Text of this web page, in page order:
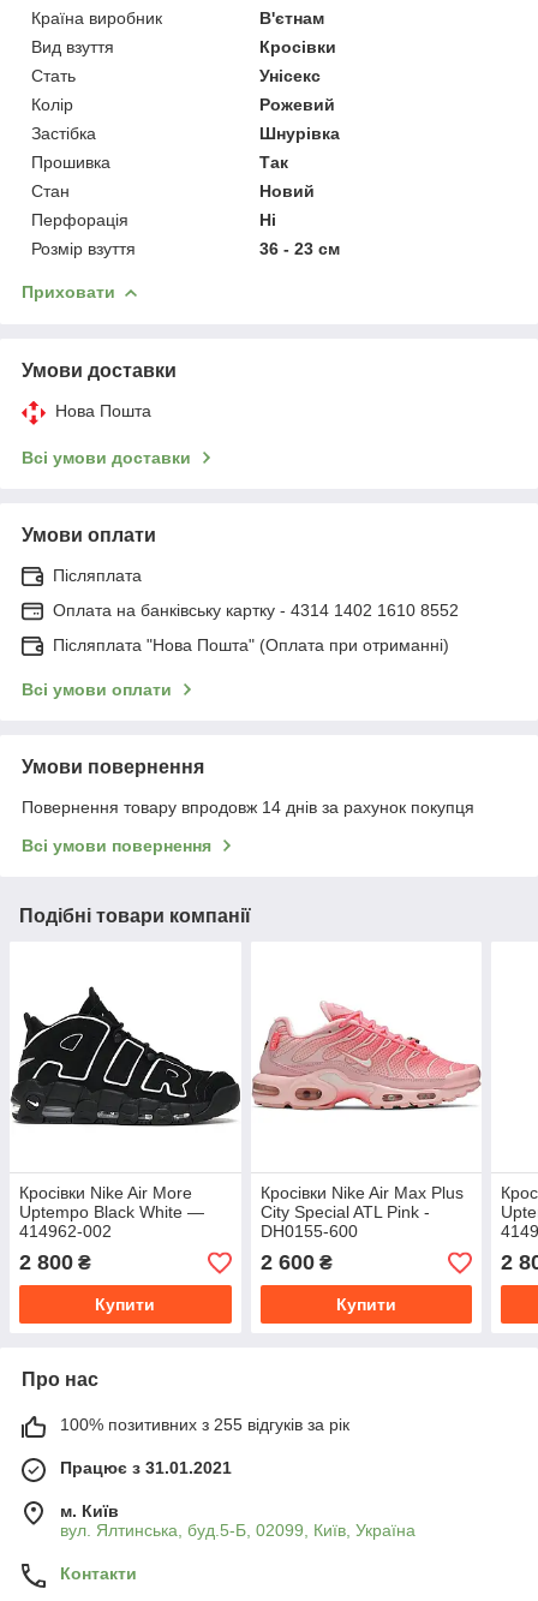
Країна виробник
В'єтнам
Вид взуття
Кросівки
Стать
Унісекс
Колір
Рожевий
Застібка
Шнурівка
Прошивка
Так
Стан
Новий
Перфорація
Ні
Розмір взуття
36 - 23 см
Приховати
Умови доставки
Нова Пошта
Всі умови доставки
Умови оплати
Післяплата
Оплата на банківську картку - 4314 1402 1610 8552
Післяплата "Нова Пошта" (Оплата при отриманні)
Всі умови оплати
Умови повернення
Повернення товару впродовж 14 днів за рахунок покупця
Всі умови повернення
Подібні товари компанії
Кросівки Nike Air More
Uptempo Black White —
414962-002
2 800 ₴
Купити
Кросівки Nike Air Max Plus
City Special ATL Pink -
DH0155-600
2 600₴
Купити
2
Про нас
100% позитивних з 255 відгуків за рік
Працює з 31.01.2021
м. Київ
вул. Ялтинська, буд.5-Б, 02099, Київ, Україна
Контакти